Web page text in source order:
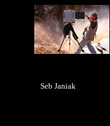
Seb Janiak